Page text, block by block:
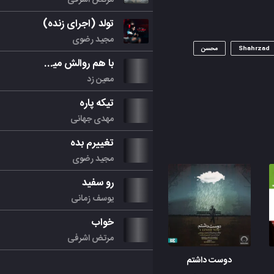
Shahrzad
محسن
دوست داشتم
تولد (اجرای زنده)
مجید رضوی
با هم روالش میکنیم
معین زد
تیکه پاره
مهدی جهانی
تغییرم بده
مجید رضوی
رو سفید
یوسف زمانی
خواب
مرتض اشرفی